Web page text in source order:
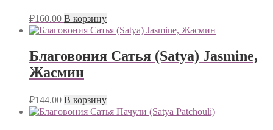
₽160.00 В корзину
Благовония Сатья (Satya) Jasmine,
Жасмин
₽144.00 В корзину